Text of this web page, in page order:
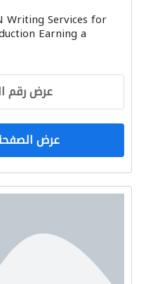
Writing Services for
Earning a
عرض رقم
عرض